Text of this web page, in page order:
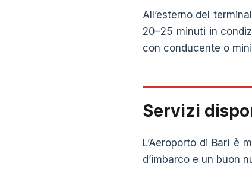
All’esterno del
20–25 minuti in
con conducente o
Servizi
L’Aeroporto di Bari è
d’imbarco e un buon